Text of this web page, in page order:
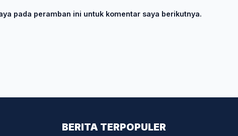
pada peramban ini untuk komentar saya berikutnya.
BERITA TERPOPULER